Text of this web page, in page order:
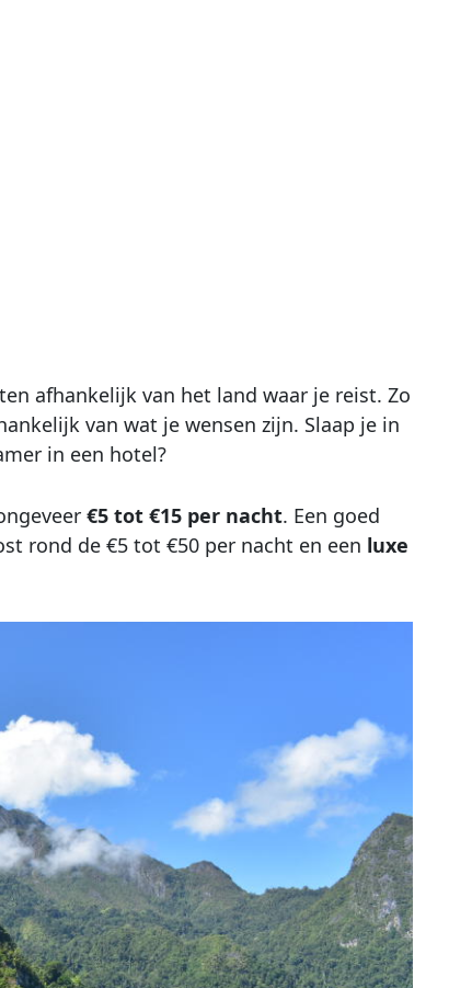
afhankelijk van het land waar je reist. Zo
van wat je wensen zijn. Slaap je in
in een hotel?
€5 tot €15 per nacht. Een goed
rond de €5 tot €50 per nacht en een luxe